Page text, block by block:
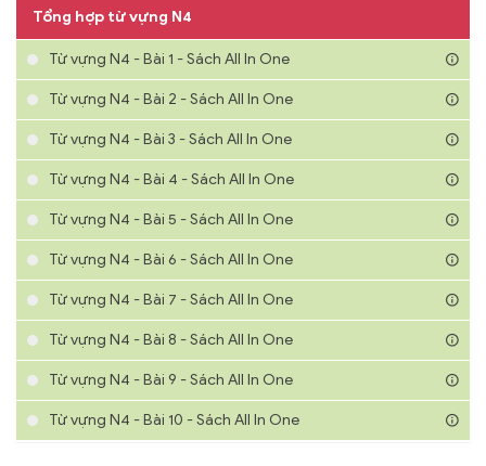
Tổng hợp từ vựng N4
Từ vựng N4 - Bài 1 - Sách All In One
Từ vựng N4 - Bài 2 - Sách All In One
Từ vựng N4 - Bài 3 - Sách All In One
Từ vựng N4 - Bài 4 - Sách All In One
Từ vựng N4 - Bài 5 - Sách All In One
Từ vựng N4 - Bài 6 - Sách All In One
Từ vựng N4 - Bài 7 - Sách All In One
Từ vựng N4 - Bài 8 - Sách All In One
Từ vựng N4 - Bài 9 - Sách All In One
Từ vựng N4 - Bài 10 - Sách All In One